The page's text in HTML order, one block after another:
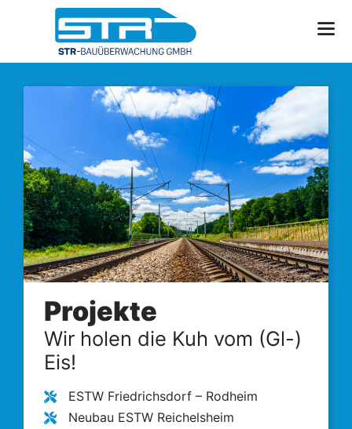
Projekte
Wir holen die Kuh vom (Gl-)
Eis!
ESTW Friedrichsdorf – Rodheim
Neubau ESTW Reichelsheim